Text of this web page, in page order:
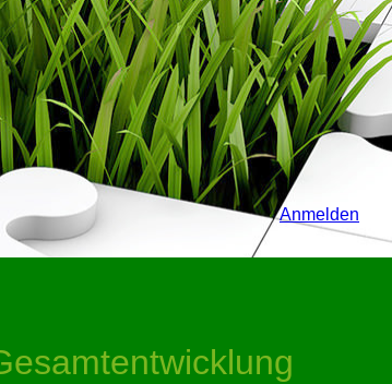
Anmelden